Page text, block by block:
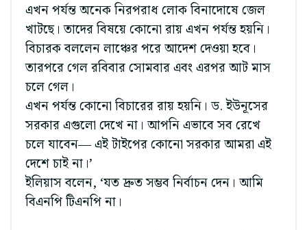
এখন পর্যন্ত অনেক নিরপরাধ লোক বিনাদোষে জেল
খাটছে। তাদের বিষয়ে কোনো রায় এখন পর্যন্ত হয়নি।
বিচারক বললেন লাঞ্চের পরে আদেশ দেওয়া হবে।
তারপরে গেল রবিবার সোমবার এবং এরপর আট মাস
চলে গেল।
এখন পর্যন্ত কোনো বিচারের রায় হয়নি। ড. ইউনূসের
সরকার এগুলো দেখে না। আপনি এভাবে সব রেখে
চলে যাবেন— এই টাইপের কোনো সরকার আমরা এই
দেশে চাই না।’
ইলিয়াস বলেন, ‘যত দ্রুত সম্ভব নির্বাচন দেন। আমি
বিএনপি টিএনপি না।